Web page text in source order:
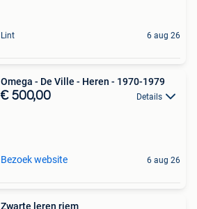
Lint 6 aug 26
Omega - De Ville - Heren - 1970-1979
€ 500,00 Details
Bezoek website 6 aug 26
Zwarte leren riem